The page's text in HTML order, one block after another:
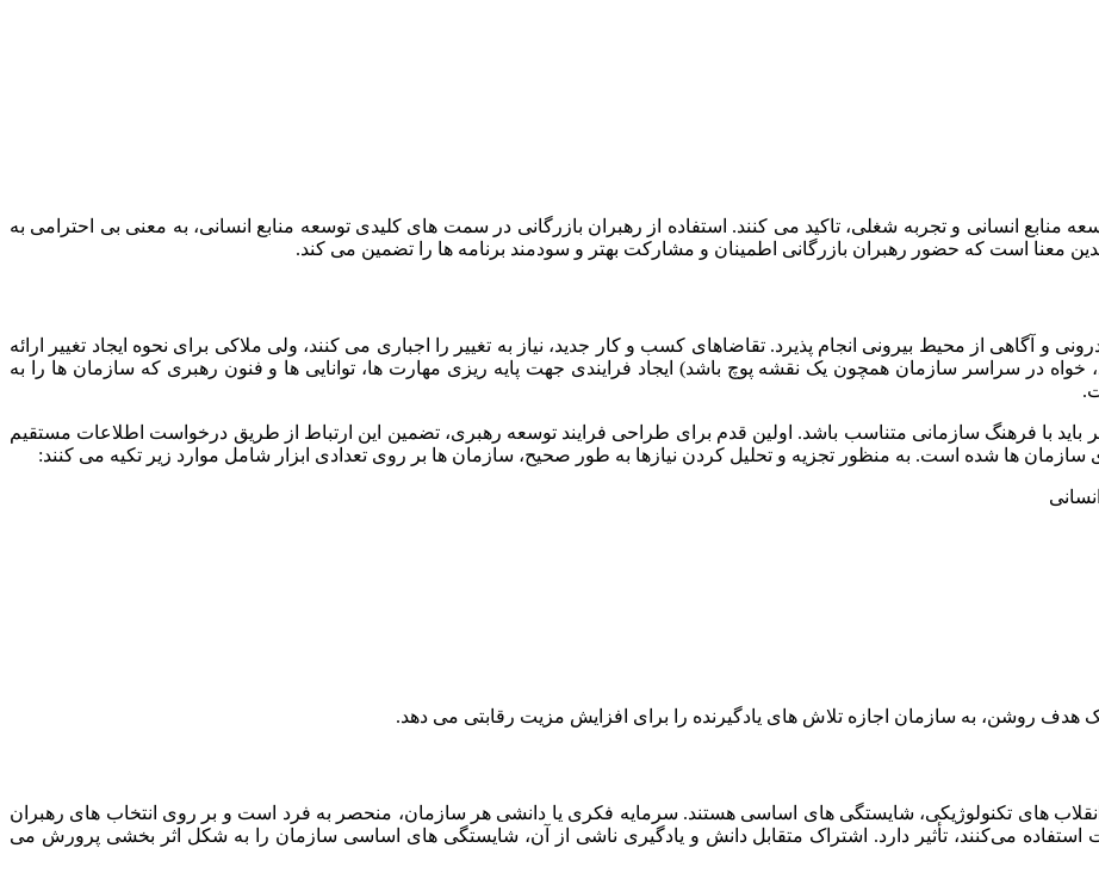
منابع انسانی و تجربه شغلی، تاکید می کنند. استفاده از رهبران بازرگانی در سمت های کلیدی توسعه منابع انسانی، به معنی بی‌ احترامی به
معنا است که حضور رهبران بازرگانی اطمینان و مشارکت بهتر و سودمند برنامه‌ ها را تضمین می کند.
و آگاهی از محیط بیرونی انجام پذیرد. تقاضاهای کسب و کار جدید، نیاز به تغییر را اجباری می کنند، ولی ملاکی برای نحوه ایجاد تغییر ارائه
در سراسر سازمان همچون یک نقشه پوچ باشد) ایجاد فرایندی جهت پایه ریزی مهارت ها، توانایی ها و فنون رهبری که سازمان ها را به
باید با فرهنگ سازمانی متناسب باشد. اولین قدم برای طراحی فرایند توسعه رهبری، تضمین این ارتباط از طریق درخواست اطلاعات مستقیم
سازمان ها شده است. به منظور تجزیه و تحلیل کردن نیازها به طور صحیح، سازمان ها بر روی تعدادی ابزار شامل موارد زیر تکیه می کنند:
روشن، به سازمان اجازه تلاش های یادگیرنده را برای افزایش مزیت رقابتی می‌ دهد.
و انقلاب های تکنولوژیکی، شایستگی های اساسی هستند. سرمایه فکری یا دانشی هر سازمان، منحصر به فرد است و بر روی انتخاب های رهبران
می‌کنند، تأثیر دارد. اشتراک متقابل دانش و یادگیری ناشی از آن، شایستگی های اساسی سازمان را به شکل اثر بخشی پرورش می‌